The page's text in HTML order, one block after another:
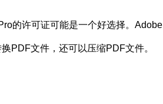
的许可证可能是一个好选择。Adobe
PDF文件，还可以压缩PDF文件。